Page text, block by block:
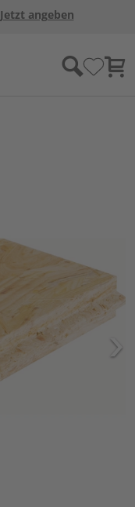
Jetzt angeben